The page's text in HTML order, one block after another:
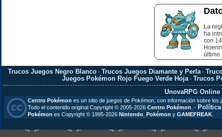
La
ha
con
último
Trucos Juegos Negro Blanco- Trucos Juegos Diamante y Perla-
Juegos Pokémon Rojo Fuego Verde Hoja -Trucos
UnovaRPG Online
Centro Pokémon es un sitio de juegos de Pokémon, con información sobre
Todo el contenido original Copyright © 2005-2026 Centro Pokémon . -
Pokémon es Copyright © 1995-2026 Nintendo Pokémon y GAMEFREAK